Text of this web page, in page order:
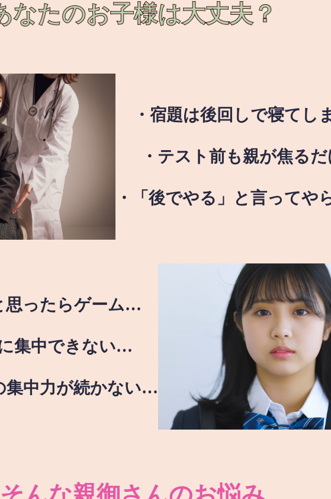
なたのお子様は大丈夫？
・宿題は後回しで寝てし
・テスト前も親が焦る
・「後でやる」と言ってや
思ったらゲーム…
集中できない…
集中力が続かない…